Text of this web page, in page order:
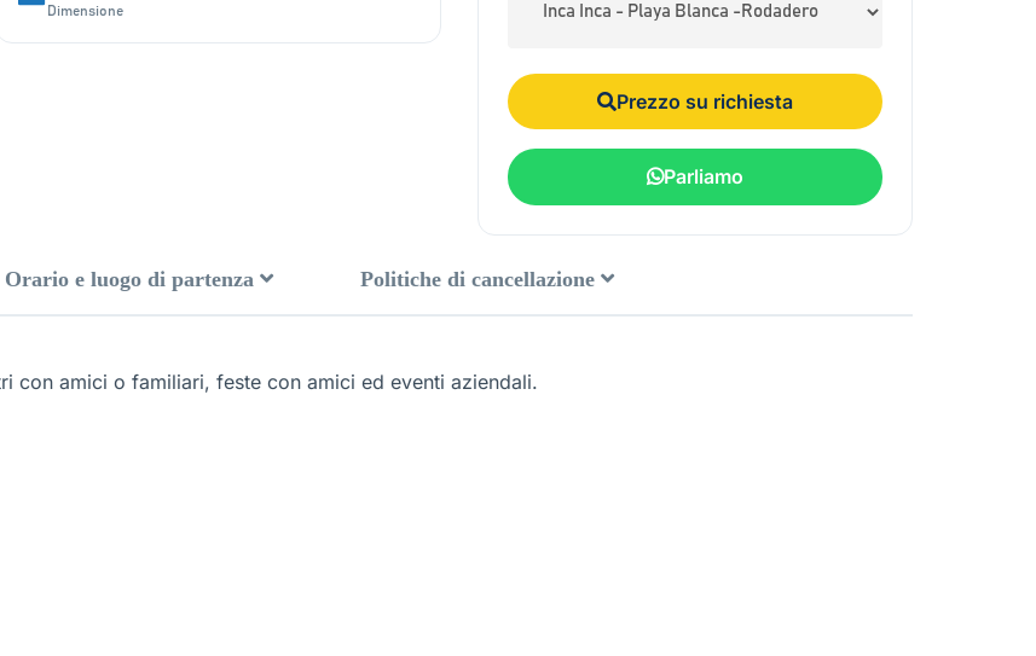
Dimensione
Prezzo su richiesta
Parliamo
Orario e luogo di partenza Politiche di cancellazione
con amici o familiari, feste con amici ed eventi aziendali.